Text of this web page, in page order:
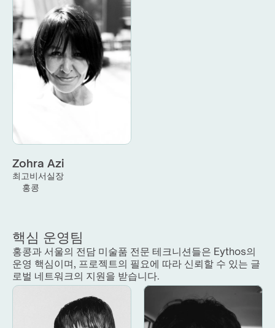
Zohra Azi
최고비서실장
홍콩
핵심 운영팀
홍콩과 서울의 전담 미술품 전문 테크니션들은 Eythos의
운영 핵심이며, 프로젝트의 필요에 따라 신뢰할 수 있는 글
로벌 네트워크의 지원을 받습니다.